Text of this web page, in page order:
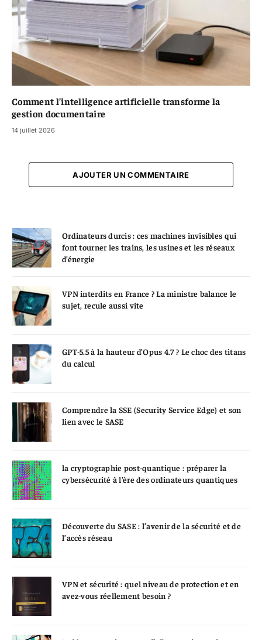
Comment l’intelligence artificielle transforme la
gestion documentaire
14 juillet 2026
AJOUTER UN COMMENTAIRE
Ordinateurs durcis : ces machines invisibles qui
font tourner les trains, les usines et les réseaux
d’énergie
VPN interdits en France ? La ministre balance le
sujet, recule aussi vite
GPT-5.5 à la hauteur d’Opus 4.7 ? Le choc des titans
du calcul
Comprendre la SSE (Security Service Edge) et son
lien avec le SASE
la cryptographie post-quantique : préparer la
cybersécurité à l’ère des ordinateurs quantiques
Découverte du SASE : l’avenir de la sécurité et de
l’accès réseau
VPN et sécurité : quel niveau de protection et en
avez-vous réellement besoin ?